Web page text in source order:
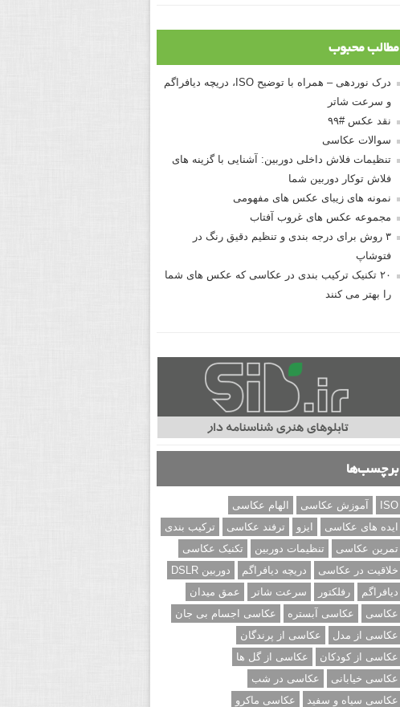
مطالب محبوب
درک نوردهی – همراه با توضیح ISO، دریچه دیافراگم
و سرعت شاتر
نقد عکس #۹۹
سوالات عکاسی
تنظیمات فلاش داخلی دوربین: آشنایی با گزینه های
فلاش توکار دوربین شما
نمونه های زیبای عکس های مفهومی
مجموعه عکس های غروب آفتاب
۳ روش برای درجه بندی و تنظیم دقیق رنگ در
فتوشاپ
۲۰ تکنیک ترکیب بندی در عکاسی که عکس های شما
را بهتر می کنند
برچسب‌ها
ISO آموزش عکاسی
الهام عکاسی
ایده های عکاسی
ایزو ترفند عکاسی
ترکیب بندی
تمرین عکاسی
تنظیمات دوربین
تکنیک عکاسی
خلاقیت در عکاسی
دریچه دیافراگم
دوربین DSLR
دیافراگم
رفلکتور سرعت شاتر
عمق میدان
عکاسی
عکاسی آبستره
عکاسی اجسام بی جان
عکاسی از مدل
عکاسی از پرندگان
عکاسی از کودکان
عکاسی از گل ها
عکاسی خیابانی
عکاسی در شب
عکاسی سیاه و سفید
عکاسی ماکرو